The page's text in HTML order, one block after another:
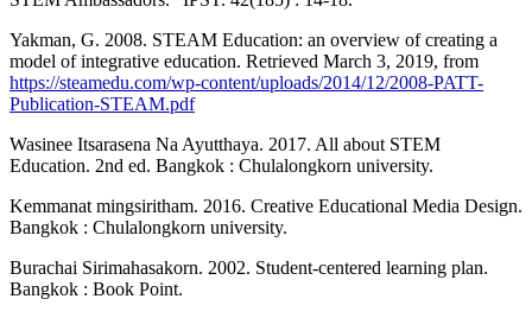
Yakman, G. 2008. STEAM Education: an overview of creating a
model of integrative education. Retrieved March 3, 2019, from
https://steamedu.com/wp-content/uploads/2014/12/2008-PATT-
Publication-STEAM.pdf
Wasinee Itsarasena Na Ayutthaya. 2017. All about STEM
Education. 2nd ed. Bangkok : Chulalongkorn university.
Kemmanat mingsiritham. 2016. Creative Educational Media Design.
Bangkok : Chulalongkorn university.
Burachai Sirimahasakorn. 2002. Student-centered learning plan.
Bangkok : Book Point.